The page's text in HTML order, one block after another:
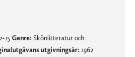
15 Genre: Skönlitteratur och
utgivningsår: 1962